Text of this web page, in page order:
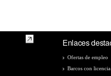
Enlaces
Ofertas de empleo
Barcos con